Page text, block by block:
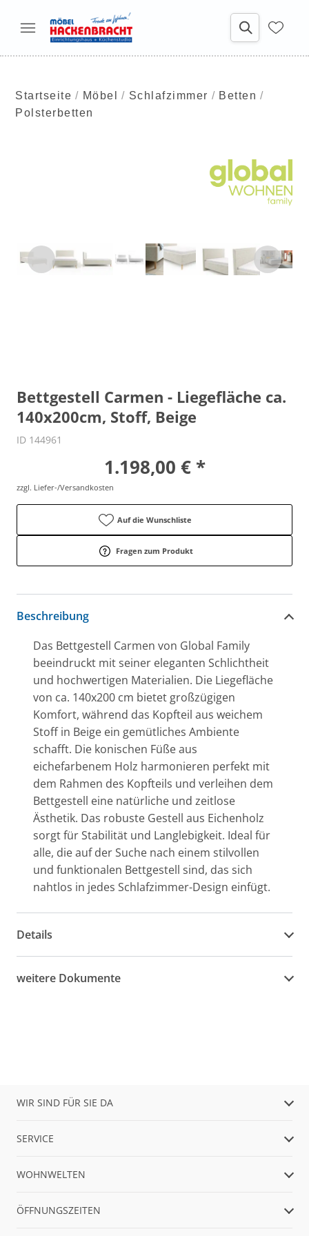
Startseite Möbel Schlafzimmer
Betten
Polsterbetten
Bettgestell Carmen - Liegefläche ca.
140x200cm, Stoff, Beige
ID 144961
1.198,00 € *
zzgl. Liefer-/Versandkosten
Auf die Wunschliste
Fragen zum Produkt
Beschreibung
Das Bettgestell Carmen von Global Family
beeindruckt mit seiner eleganten Schlichtheit
und hochwertigen Materialien. Die Liegefläche
von ca. 140x200 cm bietet großzügigen
Komfort, während das Kopfteil aus weichem
Stoff in Beige ein gemütliches Ambiente
schafft. Die konischen Füße aus
eichefarbenem Holz harmonieren perfekt mit
dem Rahmen des Kopfteils und verleihen dem
Bettgestell eine natürliche und zeitlose
Ästhetik. Das robuste Gestell aus Eichenholz
sorgt für Stabilität und Langlebigkeit. Ideal für
alle, die auf der Suche nach einem stilvollen
und funktionalen Bettgestell sind, das sich
nahtlos in jedes Schlafzimmer-Design einfügt.
Details
weitere Dokumente
WIR SIND FÜR SIE DA
SERVICE
WOHNWELTEN
ÖFFNUNGSZEITEN